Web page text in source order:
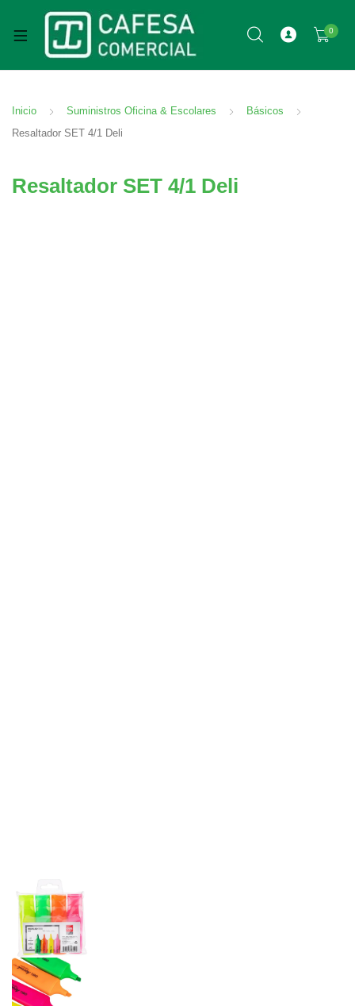
0
Inicio Suministros Oficina & Escolares
Básicos
Resaltador SET 4/1 Deli
Resaltador SET 4/1 Deli